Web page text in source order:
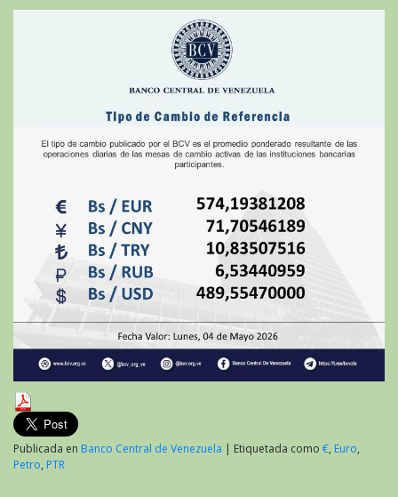
Publicada en Banco Central de Venezuela | Etiquetada como €, Euro,
Petro, PTR